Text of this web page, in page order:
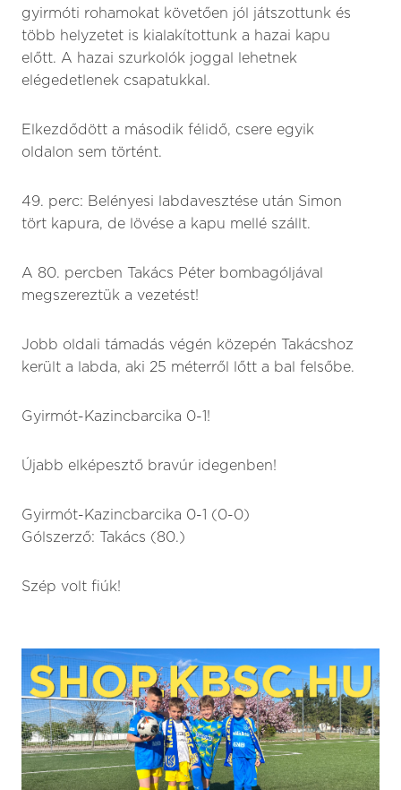
gyirmóti rohamokat követően jól játszottunk és
több helyzetet is kialakítottunk a hazai kapu
előtt. A hazai szurkolók joggal lehetnek
elégedetlenek csapatukkal.
Elkezdődött a második félidő, csere egyik
oldalon sem történt.
49. perc: Belényesi labdavesztése után Simon
tört kapura, de lövése a kapu mellé szállt.
A 80. percben Takács Péter bombagóljával
megszereztük a vezetést!
Jobb oldali támadás végén közepén Takácshoz
került a labda, aki 25 méterről lőtt a bal felsőbe.
Gyirmót-Kazincbarcika 0-1!
Újabb elképesztő bravúr idegenben!
Gyirmót-Kazincbarcika 0-1 (0-0)
Gólszerző: Takács (80.)
Szép volt fiúk!